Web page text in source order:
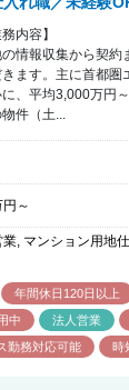
務内容】
の情報収集から契約
ます。主に首都圏
、平均3,000万円
件（土...
～
, マンション用地
年間休日120日以上
中 法人営業
勤務対応可能 時